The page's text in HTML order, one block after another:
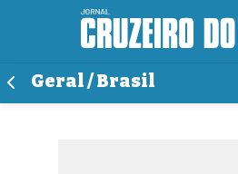
Geral / Brasil